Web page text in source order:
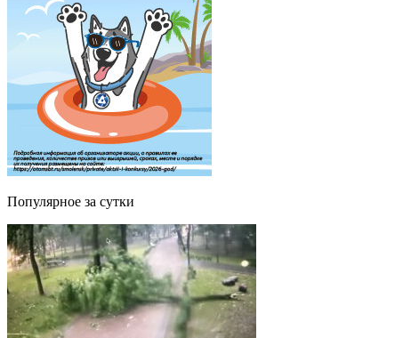
Популярное за сутки